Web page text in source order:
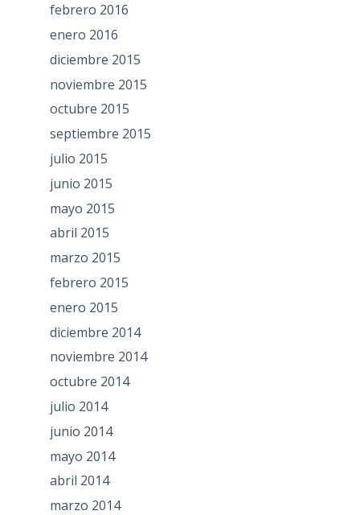
febrero 2016
enero 2016
diciembre 2015
noviembre 2015
octubre 2015
septiembre 2015
julio 2015
junio 2015
mayo 2015
abril 2015
marzo 2015
febrero 2015
enero 2015
diciembre 2014
noviembre 2014
octubre 2014
julio 2014
junio 2014
mayo 2014
abril 2014
marzo 2014